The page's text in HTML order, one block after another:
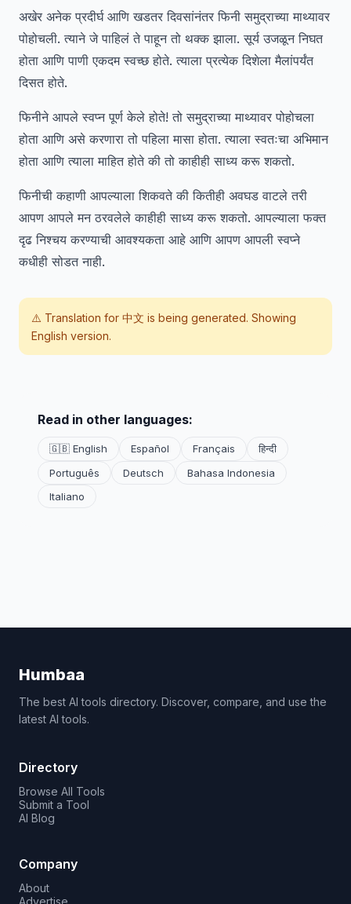
अखेर अनेक प्रदीर्घ आणि खडतर दिवसांनंतर फिनी समुद्राच्या माथ्यावर
पोहोचली. त्याने जे पाहिलं ते पाहून तो थक्क झाला. सूर्य उजळून निघत
होता आणि पाणी एकदम स्वच्छ होते. त्याला प्रत्येक दिशेला मैलांपर्यंत
दिसत होते.
फिनीने आपले स्वप्न पूर्ण केले होते! तो समुद्राच्या माथ्यावर पोहोचला
होता आणि असे करणारा तो पहिला मासा होता. त्याला स्वतःचा अभिमान
होता आणि त्याला माहित होते की तो काहीही साध्य करू शकतो.
फिनीची कहाणी आपल्याला शिकवते की कितीही अवघड वाटले तरी
आपण आपले मन ठरवलेले काहीही साध्य करू शकतो. आपल्याला फक्त
दृढ निश्चय करण्याची आवश्यकता आहे आणि आपण आपली स्वप्ने
कधीही सोडत नाही.
⚠️ Translation for 中文 is being generated. Showing
English version.
Read in other languages:
🇬🇧 English Español Français
हिन्दी
Português
Deutsch
Bahasa Indonesia
Italiano
Humbaa
The best AI tools directory. Discover, compare, and use the
latest AI tools.
Directory
Browse All Tools
Submit a Tool
AI Blog
Company
About
Advertise